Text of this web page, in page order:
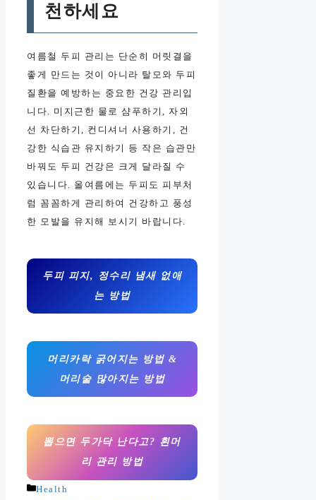
천하세요
여름철 두피 관리는 단순히 머릿결을
좋게 만드는 것이 아니라 탈모와 두피
질환을 예방하는 중요한 건강 관리입
니다. 미지근한 물로 샴푸하기, 자외
선 차단하기, 컨디셔너 사용하기, 건
강한 식습관 유지하기 등 작은 습관만
바꿔도 두피 건강은 크게 달라질 수
있습니다. 올여름에는 두피도 피부처
럼 꼼꼼하게 관리하여 건강하고 풍성
한 모발을 유지해 보시기 바랍니다.
두피 피지, 정수리 냄새 없애
는 방법
머리카락 굵어지는 방법 &
머리숱 많아지는 방법
뽑으면 두가닥 난다고? 흰머
리 관리 방법
카
Health